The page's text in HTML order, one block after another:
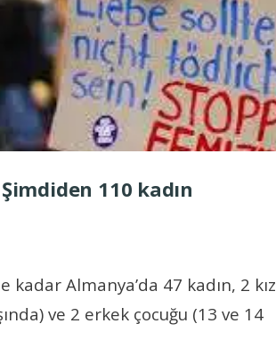
110 kadın
kadar Almanya’da 47 kadın, 2 kız
ve 2 erkek çocuğu (13 ve 14